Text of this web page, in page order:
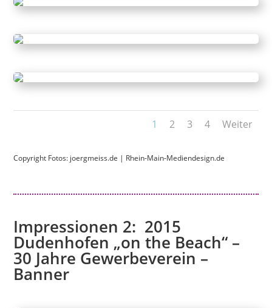
1 2 3 4 Weiter
Copyright Fotos: joergmeiss.de | Rhein-Main-Mediendesign.de
Impressionen 2: 2015
Dudenhofen „on the Beach“ –
30 Jahre Gewerbeverein –
Banner